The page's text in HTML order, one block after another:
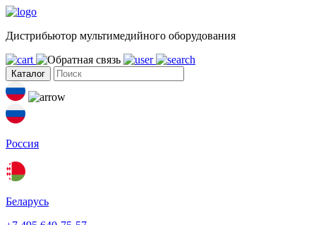
Дистрибьютор мультимедийного оборудования
Каталог
Россия
Беларусь